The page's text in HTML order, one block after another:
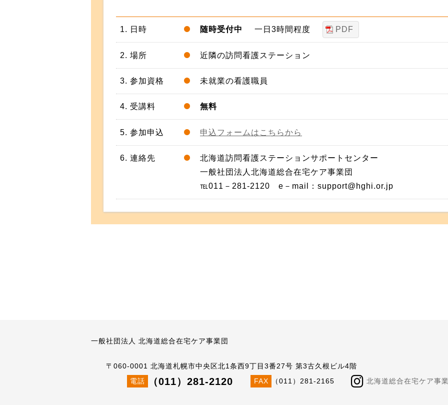
1. 日時 随時受付中 一日3時間程度 PDF
2. 場所 近隣の訪問看護ステーション
3. 参加資格 未就業の看護職員
4. 受講料 無料
5. 参加申込 申込フォームはこちらから
6. 連絡先
北海道訪問看護ステーションサポートセンター
一般社団法人北海道総合在宅ケア事業団
℡011－281-2120 e－mail：support@hghi.or.jp
一般社団法人 北海道総合在宅ケア事業団
〒060-0001 北海道札幌市中央区北1条西9丁目3番27号 第3古久根ビル4階
電話
（011）281-2120 FAX （011）281-2165 北海道総合在宅ケア事